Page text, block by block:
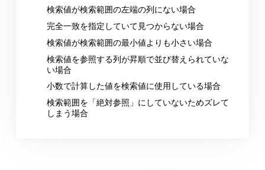
検索値が検索範囲の左端の列にない場合
完全一致を指定していて見つからない場合
検索値が検索範囲の最小値よりも小さい場合
検索値を参照する列が昇順で並び替えられていな
い場合
小数で計算した値を検索値に使用している場合
検索範囲を「絶対参照」にしていないためズレて
しまう場合